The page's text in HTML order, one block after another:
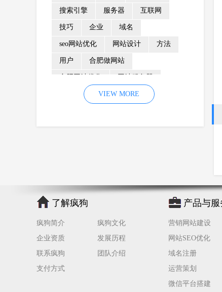
搜索引擎 服务器 互联网
技巧 企业 域名
seo网站优化 网站设计 方法
用户 合肥做网站
优化 网站降权
企业网站建设 效果 页面
网站seo 专业 关键词优化
合肥网站制作 用户体验
VIEW MORE
了解疯狗
疯狗简介
疯狗文化
企业资质
发展历程
联系疯狗
团队介绍
支付方式
产品与服
营销网站建设
网站SEO优化
域名注册
运营策划
微信平台搭建